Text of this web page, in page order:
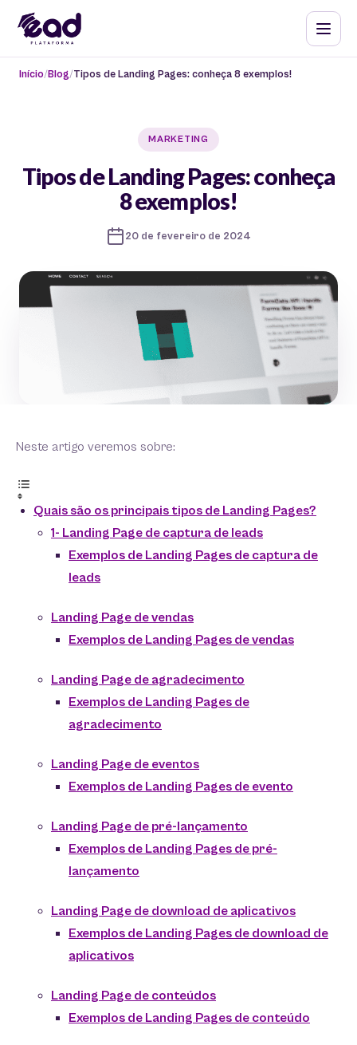
Início Blog Tipos de Landing Pages: conheça 8 exemplos!
MARKETING
Tipos de Landing Pages: conheça
8 exemplos!
20 de fevereiro de 2024
Neste artigo veremos sobre:
Quais são os principais tipos de Landing Pages?
1- Landing Page de captura de leads
Exemplos de Landing Pages de captura de
leads
Landing Page de vendas
Exemplos de Landing Pages de vendas
Landing Page de agradecimento
Exemplos de Landing Pages de
agradecimento
Landing Page de eventos
Exemplos de Landing Pages de evento
Landing Page de pré-lançamento
Exemplos de Landing Pages de pré-
lançamento
Landing Page de download de aplicativos
Exemplos de Landing Pages de download de
aplicativos
Landing Page de conteúdos
Exemplos de Landing Pages de conteúdo